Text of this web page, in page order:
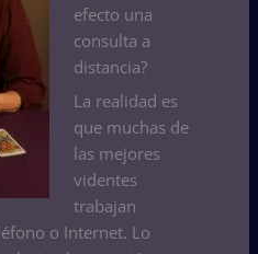
efecto una
consulta a
distancia?
La realidad es
que muchas de
las mejores
videntes
trabajan
o Internet. Lo